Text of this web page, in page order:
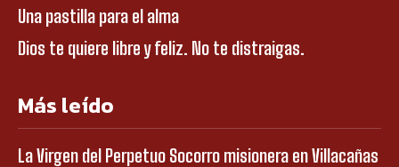
Una pastilla para el alma
Dios te quiere libre y feliz. No te distraigas.
Más leído
La Virgen del Perpetuo Socorro misionera en Villacañas